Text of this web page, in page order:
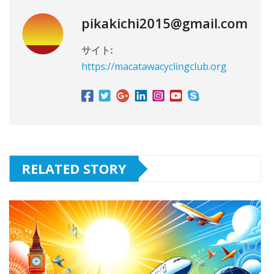
pikakichi2015@gmail.com
サイト:
https://macatawacyclingclub.org
RELATED STORY